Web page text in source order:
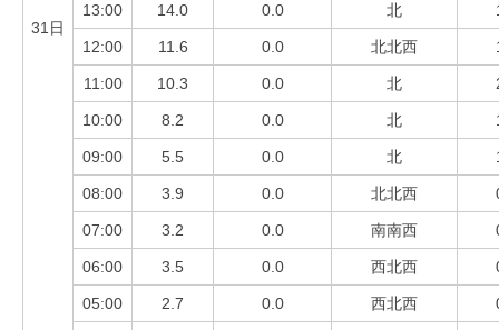
31日
13:00 14.0 0.0 北
12:00 11.6 0.0 北北西
11:00 10.3 0.0 北
10:00 8.2 0.0 北
09:00 5.5 0.0 北
08:00 3.9 0.0 北北西
07:00 3.2 0.0 南南西
06:00 3.5 0.0 西北西
05:00 2.7 0.0 西北西